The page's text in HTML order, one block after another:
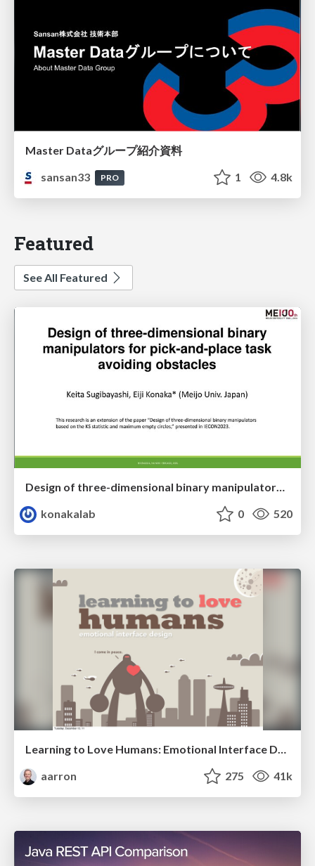
Master Dataグループ紹介資料
sansan33
PRO 1 4.8k
Featured
See All Featured
Design of three-dimensional binary manipulators for pick-and-place task avoiding obstacles (IECON2024)
konakalab
0 520
Learning to Love Humans: Emotional Interface Design
aarron
275 41k